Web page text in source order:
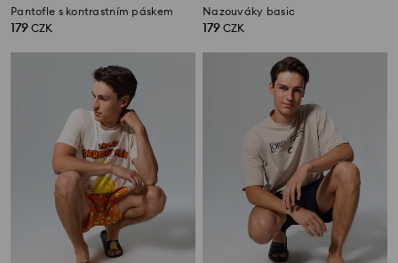
Pantofle s kontrastním páskem
179 CZK
Nazouváky basic
179 CZK